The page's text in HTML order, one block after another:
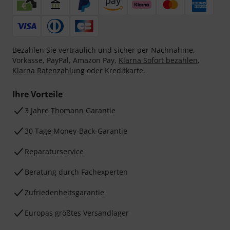
Bezahlen Sie vertraulich und sicher per Nachnahme,
Vorkasse, PayPal, Amazon Pay, Klarna Sofort bezahlen,
Klarna Ratenzahlung oder Kreditkarte.
Ihre Vorteile
3 Jahre Thomann Garantie
30 Tage Money-Back-Garantie
Reparaturservice
Beratung durch Fachexperten
Zufriedenheitsgarantie
Europas größtes Versandlager